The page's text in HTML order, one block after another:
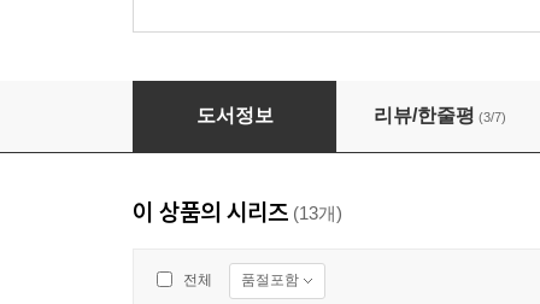
화산귀환 2
도서정보 리뷰/한줄평 (3/7)
이 상품의 시리즈 (13개)
전체 품절포함